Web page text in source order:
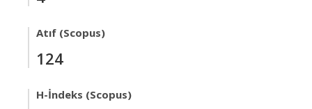
Atıf (Scopus)
124
H-İndeks (Scopus)